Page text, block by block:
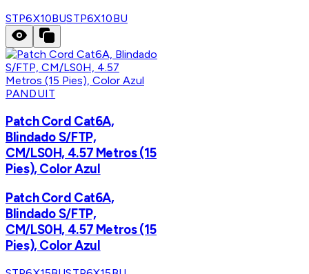
STP6X10BUSTP6X10BU
PANDUIT
Patch Cord Cat6A,
Blindado S/FTP,
CM/LS0H, 4.57 Metros (15
Pies), Color Azul
Patch Cord Cat6A,
Blindado S/FTP,
CM/LS0H, 4.57 Metros (15
Pies), Color Azul